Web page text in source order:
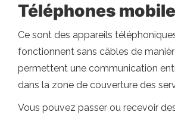
Téléphones
Ce sont des appareils
fonctionnent sans câbles de
permettent une communication
dans la zone de couverture des
Vous pouvez passer ou recevoir